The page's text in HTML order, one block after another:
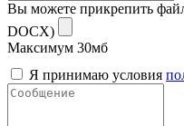
Вы можете прикрепить
DOCX)
Максимум 30мб
Я принимаю условия